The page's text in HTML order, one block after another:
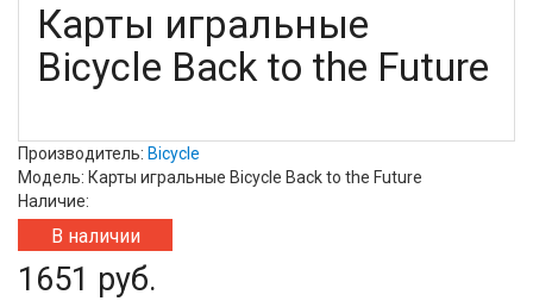
Карты игральные
Bicycle Back to the Future
Производитель: Bicycle
Модель: Карты игральные Bicycle Back to the Future
Наличие:
В наличии
1651 руб.